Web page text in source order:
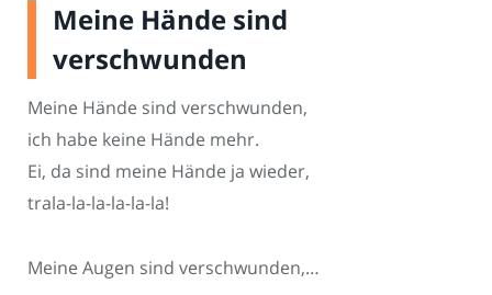
Meine Hände sind
verschwunden
Meine Hände sind verschwunden,
ich habe keine Hände mehr.
Ei, da sind meine Hände ja wieder,
trala-la-la-la-la-la!
Meine Augen sind verschwunden,…